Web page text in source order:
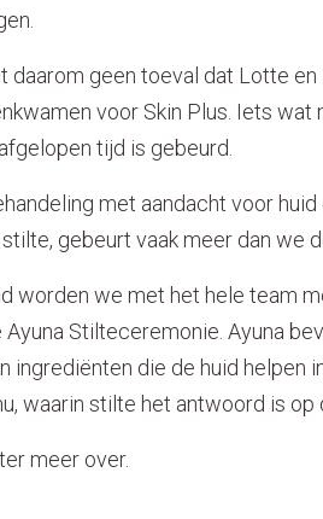
daarom geen toeval dat Lotte
voor Skin Plus. Iets
tijd is gebeurd.
met aandacht voor
gebeurt vaak meer dan we
worden we met het hele team
Ayuna Stilteceremonie. Ayuna
ingrediënten die de huid helpen
waarin stilte het antwoord is op
meer over.